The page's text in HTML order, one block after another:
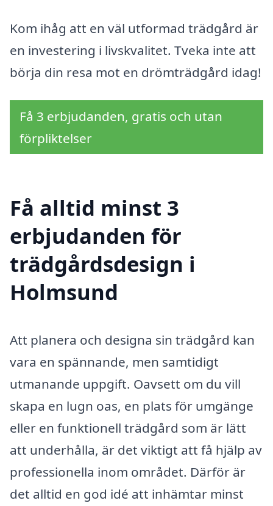
Kom ihåg att en väl utformad trädgård är
en investering i livskvalitet. Tveka inte att
börja din resa mot en drömträdgård idag!
Få 3 erbjudanden, gratis och utan
förpliktelser
Få alltid minst 3
erbjudanden för
trädgårdsdesign i
Holmsund
Att planera och designa sin trädgård kan
vara en spännande, men samtidigt
utmanande uppgift. Oavsett om du vill
skapa en lugn oas, en plats för umgänge
eller en funktionell trädgård som är lätt
att underhålla, är det viktigt att få hjälp av
professionella inom området. Därför är
det alltid en god idé att inhämtar minst